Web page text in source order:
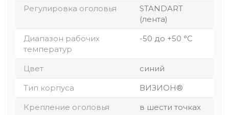
Регулировка оголовья
STANDART
(лента)
Диапазон рабочих
температур
-50 до +50 °С
Цвет
синий
Тип корпуса
ВИЗИОН®
Крепление оголовья
в шести точках